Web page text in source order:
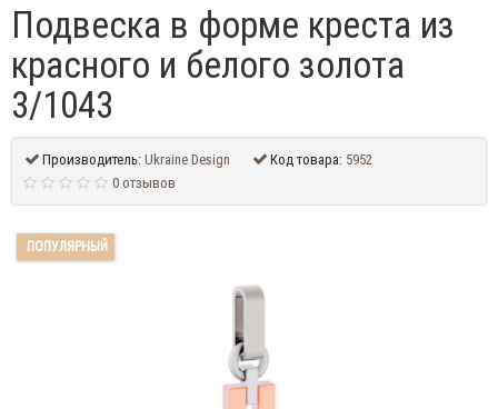
Подвеска в форме креста из
красного и белого золота
3/1043
Производитель:Ukraine Design Код товара: 5952
0 отзывов
ПОПУЛЯРНЫЙ